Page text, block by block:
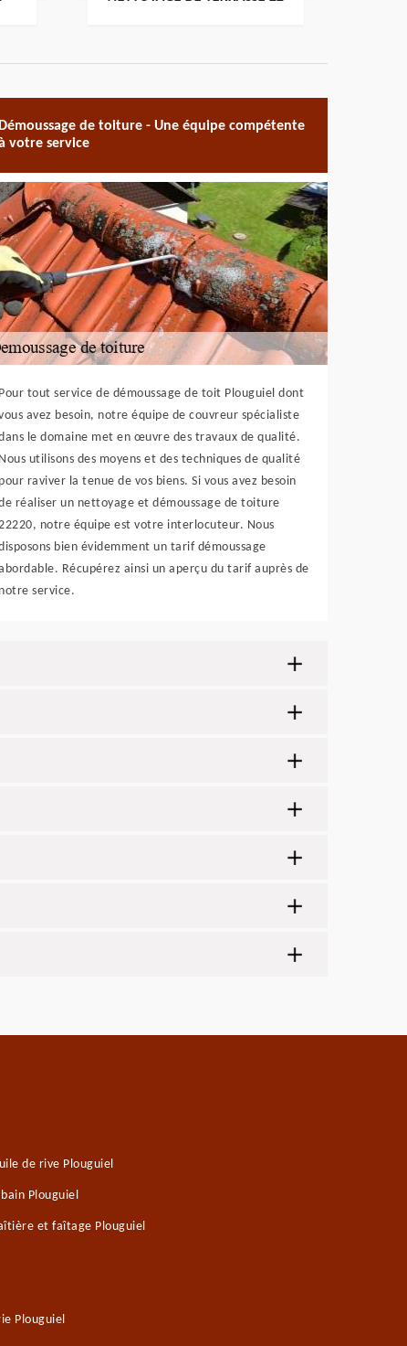
Démoussage de toiture - Une équipe compétente
votre service
Pour tout service de démoussage de toit Plouguiel dont
avez besoin, notre équipe de couvreur spécialiste
le domaine met en œuvre des travaux de qualité.
Nous utilisons des moyens et des techniques de qualité
pour raviver la tenue de vos biens. Si vous avez besoin
réaliser un nettoyage et démoussage de toiture
notre équipe est votre interlocuteur. Nous
bien évidemment un tarif démoussage
Récupérez ainsi un aperçu du tarif auprès de
notre service.
de rive Plouguiel
Plouguiel
et faîtage Plouguiel
Plouguiel